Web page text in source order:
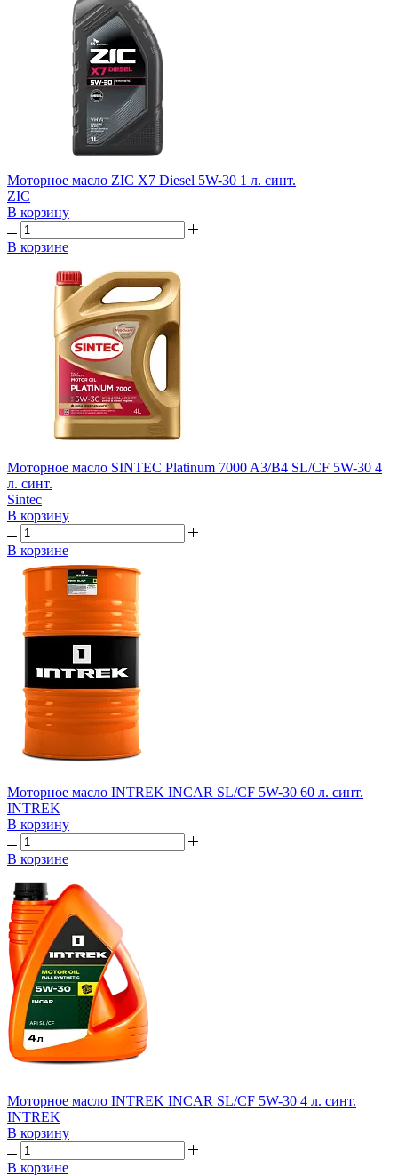
Моторное масло ZIC X7 Diesel 5W-30 1 л. синт.
ZIC
В корзину
В корзине
Моторное масло SINTEC Platinum 7000 A3/B4 SL/CF 5W-30 4
л. синт.
Sintec
В корзину
В корзине
Моторное масло INTREK INCAR SL/CF 5W-30 60 л. синт.
INTREK
В корзину
В корзине
Моторное масло INTREK INCAR SL/CF 5W-30 4 л. синт.
INTREK
В корзину
В корзине